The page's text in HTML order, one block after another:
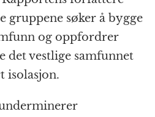
h
at
a
m
gruppene søker å bygge
og oppfordrer
det vestlige samfunnet
isolasjon.